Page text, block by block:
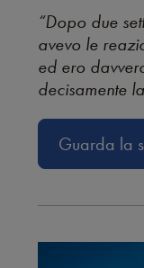
“Dopo due
avevo le
ed ero
decisamente
Guarda la